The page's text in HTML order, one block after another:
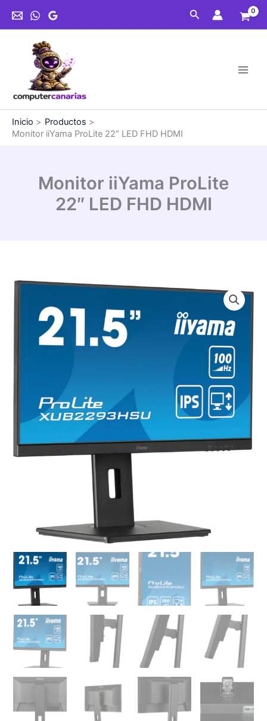
Buscar
Inicio
Productos
Monitor iiYama ProLite 22″ LED FHD HDMI
Monitor iiYama ProLite
22″ LED FHD HDMI
22"
LED
HDMI
cantidad